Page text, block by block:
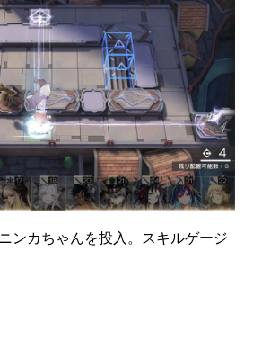
ンカちゃんを投入。スキルゲージ